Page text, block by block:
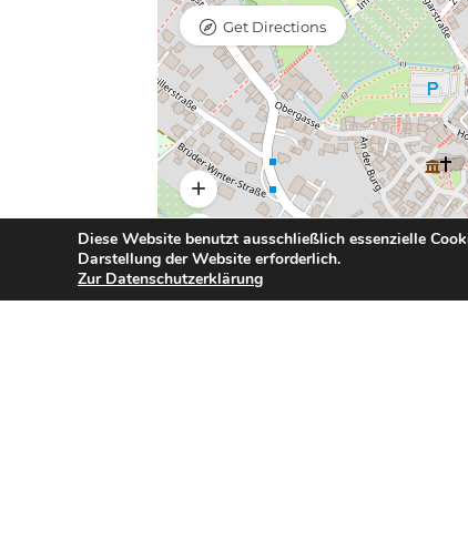
Get Directions
Diese Website benutzt ausschließlich essenzielle
Darstellung der Website erforderlich.
Zur Datenschutzerklärung